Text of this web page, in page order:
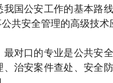
我国公安工作的基本路
共安全管理的高级技术
对口的专业是公共安
治安案件查处、安全